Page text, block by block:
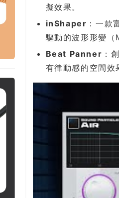
擬效果。
inShaper ：一款
驅動的波形形變
Beat Panner ：
有律動感的空間效